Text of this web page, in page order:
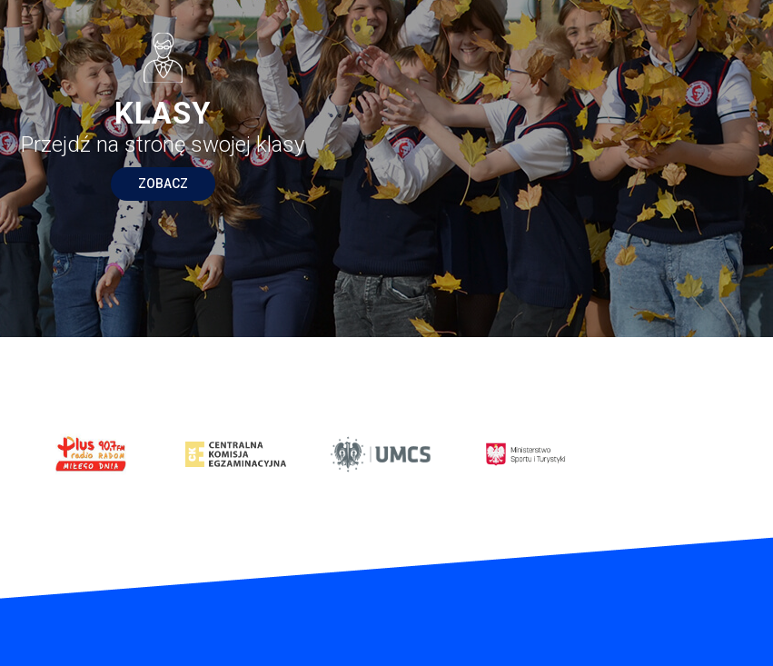
KLASY
Przejdź na stronę swojej klasy
ZOBACZ